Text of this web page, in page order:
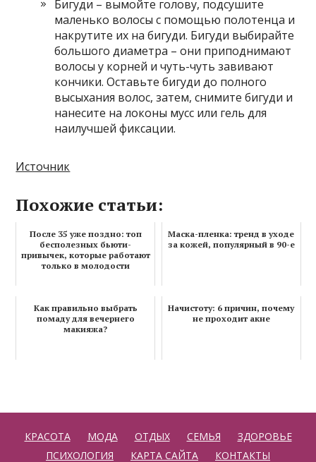
Бигуди – вымойте голову, подсушите
маленько волосы с помощью полотенца и
накрутите их на бигуди. Бигуди выбирайте
большого диаметра – они приподнимают
волосы у корней и чуть-чуть завивают
кончики. Оставьте бигуди до полного
высыхания волос, затем, снимите бигуди и
нанесите на локоны мусс или гель для
наилучшей фиксации.
Источник
Похожие статьи:
После 35 уже поздно: топ
бесполезных бьюти-
привычек, которые работают
только в молодости
Маска-пленка: тренд в уходе
за кожей, популярный в 90-е
Как правильно выбрать
помаду для вечернего
макияжа?
Начистоту: 6 причин, почему
не проходит акне
КРАСОТА МОДА ОТДЫХ СЕМЬЯ
ЗДОРОВЬЕ
ПСИХОЛОГИЯ
КАРТА САЙТА КОНТАКТЫ